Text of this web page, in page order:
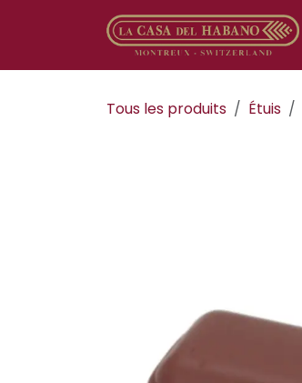
Se rendre au contenu
Tous les produits ​Étuis